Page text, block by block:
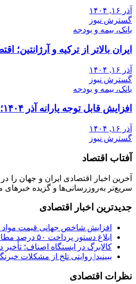
آذر ۱۶, ۱۴۰۴
گسترش نیوز
بانک، بیمه و بودجه
ایران بالاتر از ترکیه و
آذر ۱۶, ۱۴۰۴
گسترش نیوز
بانک، بیمه و بودجه
افزایش قابل توجه یارانه آذر ۱۴۰۴؛ سهم دهک‌های ۱ تا ۳ رکورد زد
آذر ۱۶, ۱۴۰۴
گسترش نیوز
آفتاب اقتصاد
آخرین اخبار اقتصادی ایران و جهان را
سریع‌تر به‌روزرسانی‌ها و گزیده خبرهای
جدیدترین اخبار اقتصادی
افزایش شاخص جهانی قیمت مواد
ابلاغ دستور پرداخت ۵۰ درصد مطالبات واردکنندگان کالاهای اساسی به بانک مرکزی و سازمان بودجه
کالابرگ در ایستگاه اصناف؛
ببینید| روایتی تلخ از مشکلات
نظرات اقتصادی